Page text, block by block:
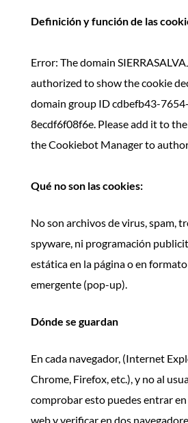
Definición y función de las
Error: The domain
authorized to show the cookie
domain group ID cdbefb43-
8ecdf6f08f6e. Please add it to
the Cookiebot Manager to
Qué no son las cookies:
No son archivos de virus, spam,
spyware, ni programación
estática en la página o en
emergente (pop-up).
Dónde se guardan
En cada navegador, (Internet
Chrome, Firefox, etc.), y no al
comprobar esto puedes entrar
web y verificar en dos